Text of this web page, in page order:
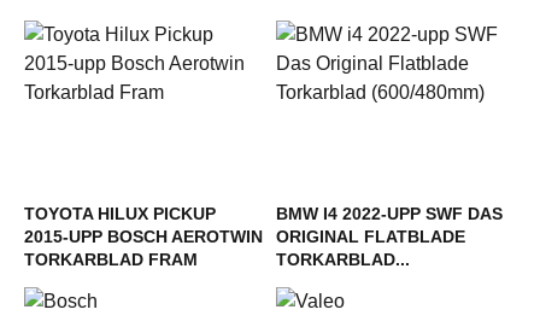
TOYOTA HILUX PICKUP
2015-UPP BOSCH AEROTWIN
TORKARBLAD FRAM
BMW I4 2022-UPP SWF DAS
ORIGINAL FLATBLADE
TORKARBLAD...